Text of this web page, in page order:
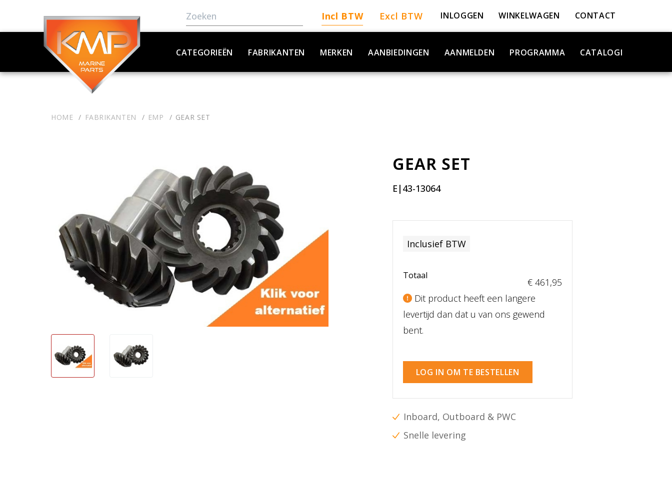
Incl BTW Excl BTW INLOGGEN WINKELWAGEN CONTACT
CATEGORIEËN FABRIKANTEN MERKEN AANBIEDINGEN AANMELDEN PROGRAMMA CATALOGI
HOME FABRIKANTEN EMP GEAR SET
GEAR SET
E|43-13064
Inclusief BTW
Totaal
€ 461 ,95
Dit product heeft een langere
levertijd dan dat u van ons gewend
bent.
LOG IN OM TE BESTELLEN
Inboard, Outboard & PWC
Snelle levering